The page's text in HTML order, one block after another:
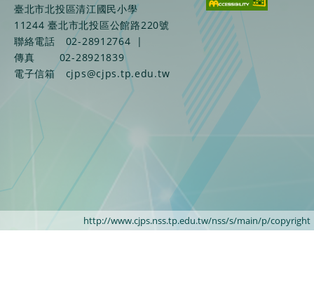
臺北市北投區清江國民小學
11244 臺北市北投區公館路220號
聯絡電話
02-28912764
|
傳真
02-28921839
電子信箱
cjps@cjps.tp.edu.tw
http://www.cjps.nss.tp.edu.tw/nss/s/main/p/copyright